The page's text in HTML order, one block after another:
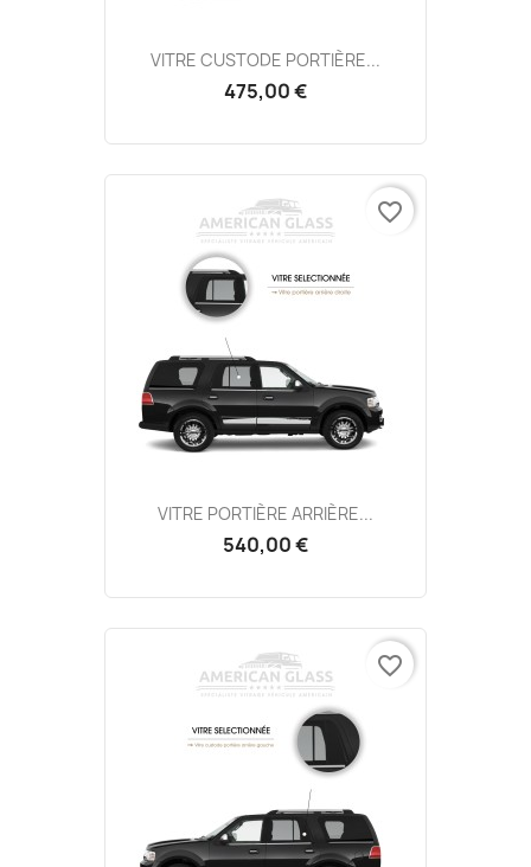
VITRE CUSTODE PORTIÈRE...
475,00 €
VITRE PORTIÈRE ARRIÈRE...
540,00 €
favorite_border
favorite_border